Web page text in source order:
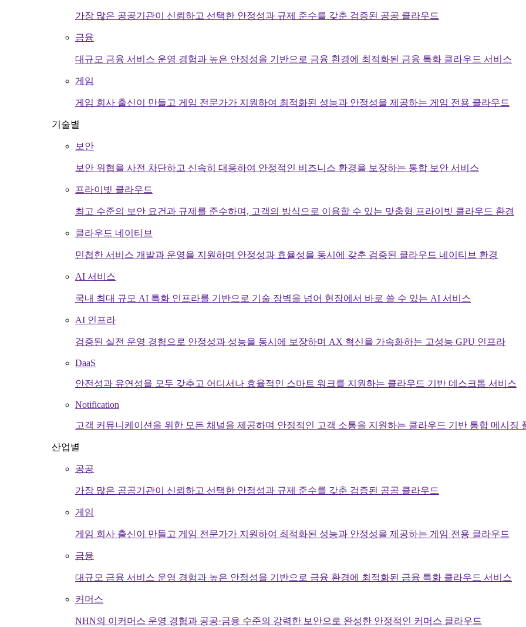
가장 많은 공공기관이 신뢰하고 선택한 안정성과 규제 준수를 갖춘 검증된 공공 클라우드
금융
대규모 금융 서비스 운영 경험과 높은 안정성을 기반으로 금융 환경에 최적화된 금융 특화 클라우드 서비스
게임
게임 회사 출신이 만들고 게임 전문가가 지원하여 최적화된 성능과 안정성을 제공하는 게임 전용 클라우드
기술별
보안
보안 위협을 사전 차단하고 신속히 대응하여 안정적인 비즈니스 환경을 보장하는 통합 보안 서비스
프라이빗 클라우드
최고 수준의 보안 요건과 규제를 준수하며, 고객의 방식으로 이용할 수 있는 맞춤형 프라이빗 클라우드 환경
클라우드 네이티브
민첩한 서비스 개발과 운영을 지원하며 안정성과 효율성을 동시에 갖춘 검증된 클라우드 네이티브 환경
AI 서비스
국내 최대 규모 AI 특화 인프라를 기반으로 기술 장벽을 넘어 현장에서 바로 쓸 수 있는 AI 서비스
AI 인프라
검증된 실전 운영 경험으로 안정성과 성능을 동시에 보장하며 AX 혁신을 가속화하는 고성능 GPU 인프라
DaaS
안전성과 유연성을 모두 갖추고 어디서나 효율적인 스마트 워크를 지원하는 클라우드 기반 데스크톱 서비스
Notification
고객 커뮤니케이션을 위한 모든 채널을 제공하며 안정적인 고객 소통을 지원하는 클라우드 기반 통합 메시징
산업별
공공
가장 많은 공공기관이 신뢰하고 선택한 안정성과 규제 준수를 갖춘 검증된 공공 클라우드
게임
게임 회사 출신이 만들고 게임 전문가가 지원하여 최적화된 성능과 안정성을 제공하는 게임 전용 클라우드
금융
대규모 금융 서비스 운영 경험과 높은 안정성을 기반으로 금융 환경에 최적화된 금융 특화 클라우드 서비스
커머스
NHN의 이커머스 운영 경험과 공공·금융 수준의 강력한 보안으로 완성한 안정적인 커머스 클라우드